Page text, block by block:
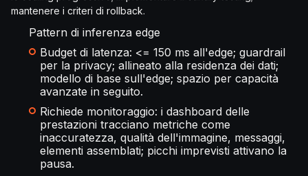
mantenere i criteri di rollback.
Pattern di inferenza edge
Budget di latenza: <= 150 ms all'edge; guardrail
per la privacy; allineato alla residenza dei dati;
modello di base sull'edge; spazio per capacità
avanzate in seguito.
Richiede monitoraggio: i dashboard delle
prestazioni tracciano metriche come
inaccuratezza, qualità dell'immagine, messaggi,
elementi assemblati; picchi imprevisti attivano la
pausa.